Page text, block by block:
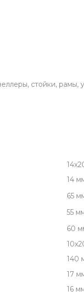
стойки, рамы,
14
65
55
60
140
17
16